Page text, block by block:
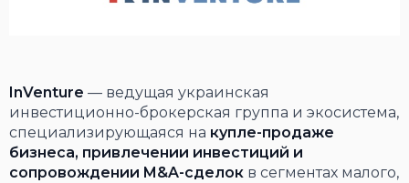
InVenture — ведущая украинская
инвестиционно-брокерская группа и экосистема,
специализирующаяся на купле-продаже
бизнеса, привлечении инвестиций и
сопровождении M&A-сделок в сегментах малого,